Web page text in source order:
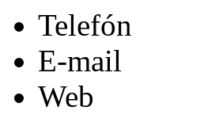
Telefón
E-mail
Web